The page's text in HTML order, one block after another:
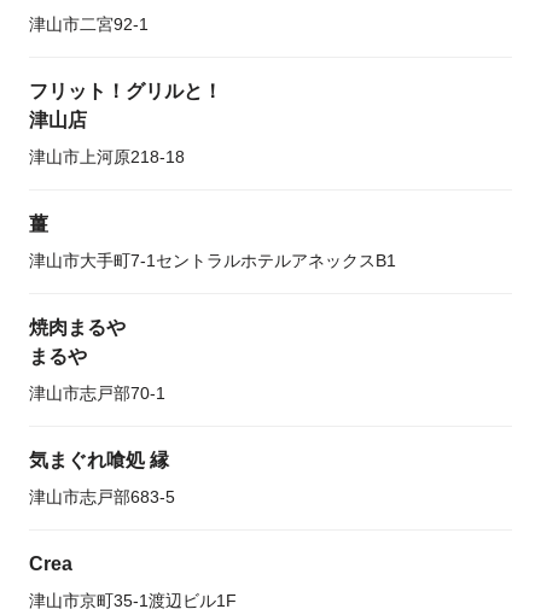
津山市二宮92-1
フリット！グリルと！
津山店
津山市上河原218-18
薑
津山市大手町7-1セントラルホテルアネックスB1
焼肉まるや
まるや
津山市志戸部70-1
気まぐれ喰処 縁
津山市志戸部683-5
Crea
津山市京町35-1渡辺ビル1F